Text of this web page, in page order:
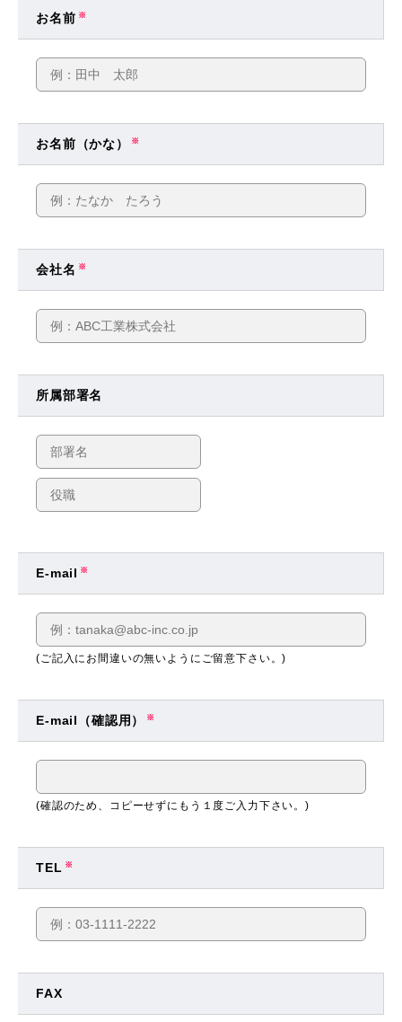
お名前 ※
お名前（かな） ※
会社名 ※
所属部署名
E-mail ※
(ご記入にお間違いの無いようにご留意下さい。)
E-mail（確認用） ※
(確認のため、コピーせずにもう１度ご入力下さい。)
TEL ※
FAX